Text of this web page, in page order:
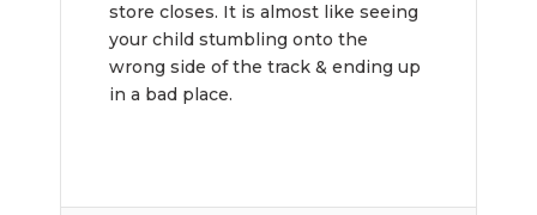
with Central Vietnam
Bureau
store closes. It is almost like seeing
your child stumbling onto the
wrong side of the track & ending up
in a bad place.